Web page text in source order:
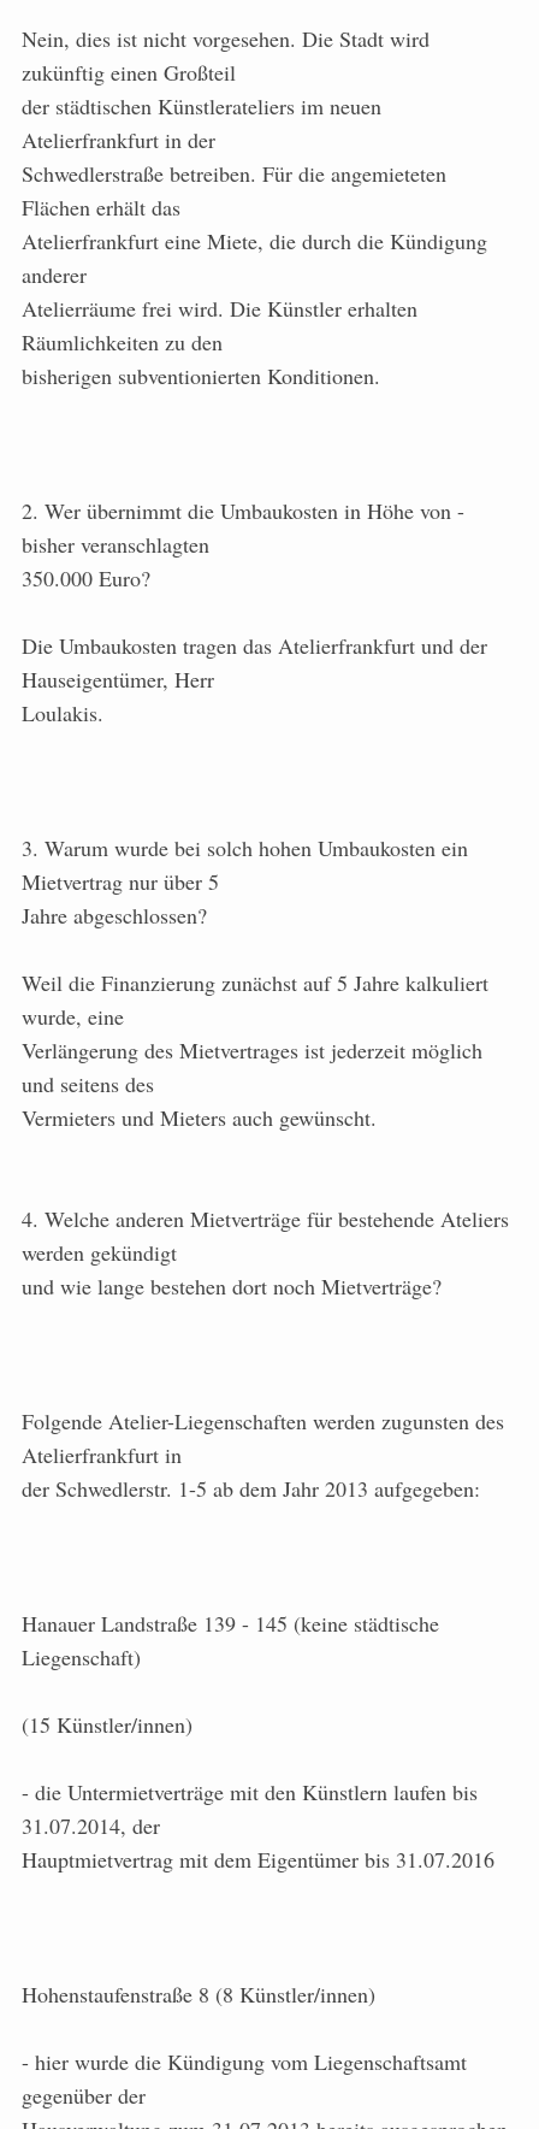
Nein, dies ist nicht vorgesehen. Die Stadt wird
zukünftig einen Großteil
der städtischen Künstlerateliers im neuen
Atelierfrankfurt in der
Schwedlerstraße betreiben. Für die angemieteten
Flächen erhält das
Atelierfrankfurt eine Miete, die durch die Kündigung
anderer
Atelierräume frei wird. Die Künstler erhalten
Räumlichkeiten zu den
bisherigen subventionierten Konditionen.
2. Wer übernimmt die Umbaukosten in Höhe von -
bisher veranschlagten
350.000 Euro?
Die Umbaukosten tragen das Atelierfrankfurt und der
Hauseigentümer, Herr
Loulakis.
3. Warum wurde bei solch hohen Umbaukosten ein
Mietvertrag nur über 5
Jahre abgeschlossen?
Weil die Finanzierung zunächst auf 5 Jahre kalkuliert
wurde, eine
Verlängerung des Mietvertrages ist jederzeit möglich
und seitens des
Vermieters und Mieters auch gewünscht.
4. Welche anderen Mietverträge für bestehende Ateliers
werden gekündigt
und wie lange bestehen dort noch Mietverträge?
Folgende Atelier-Liegenschaften werden zugunsten des
Atelierfrankfurt in
der Schwedlerstr. 1-5 ab dem Jahr 2013 aufgegeben:
Hanauer Landstraße 139 - 145 (keine städtische
Liegenschaft)
(15 Künstler/innen)
- die Untermietverträge mit den Künstlern laufen bis
31.07.2014, der
Hauptmietvertrag mit dem Eigentümer bis 31.07.2016
Hohenstaufenstraße 8 (8 Künstler/innen)
- hier wurde die Kündigung vom Liegenschaftsamt
gegenüber der